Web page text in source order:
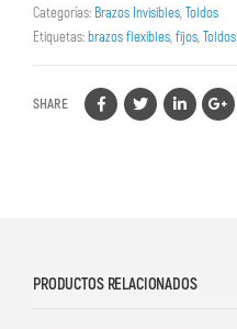
Categorías: Brazos Invisibles,Toldos
Etiquetas:brazos flexibles,fijos,Toldos
SHARE
PRODUCTOS RELACIONADOS